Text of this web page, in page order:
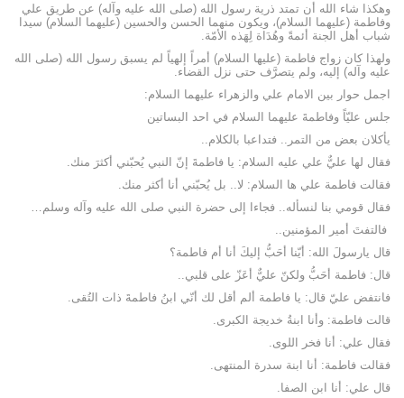
وهكذا شاء الله أن تمتد ذرية رسول الله (صلى الله عليه وآله) عن طريق علي
وفاطمة (عليهما السلام)، ويكون منهما الحسن والحسين (عليهما السلام) سيدا
شباب أهل الجنة أئمةً وهُدَاة لِهَذه الأمّة.
ولهذا كان زواج فاطمة (عليها السلام) أمراً إلهياً لم يسبق رسول الله (صلى الله
عليه وآله) إليه، ولم يتصرَّف حتى نزل القضاء.
اجمل حوار بين الامام علي والزهراء عليهما السلام:
جلس عليّاً وفاطمةَ عليهما السلام في احد البساتين
يأكلان بعض من التمر.. فتداعبا بالكلام..
فقال لها عليٌّ علي عليه السلام: يا فاطمةَ إنّ النبي يُحبّني أكثرَ منك.
فقالت فاطمة علي ها السلام: لا.. بل يُحبّني أنا أكثر منك.
فقال قومي بنا لنسأله.. فجاءا إلى حضرة النبي صلى الله عليه وآله وسلم…
فالتفتَ أمير المؤمنين..
قال يارسولَ الله: أيّنا أحَبُّ إليكَ أنا أم فاطمة؟
قال: فاطمة أحَبُّ ولكنّ عليٌّ أعَزّ على قلبي..
فانتفض عليّ قال: يا فاطمة ألم أقل لك أنّي ابنُ فاطمةَ ذات التُقى.
قالت فاطمة: وأنا ابنةُ خديجة الكبرى.
فقال علي: أنا فخر اللوى.
فقالت فاطمة: أنا ابنة سدرة المنتهى.
قال علي: أنا ابن الصفا.